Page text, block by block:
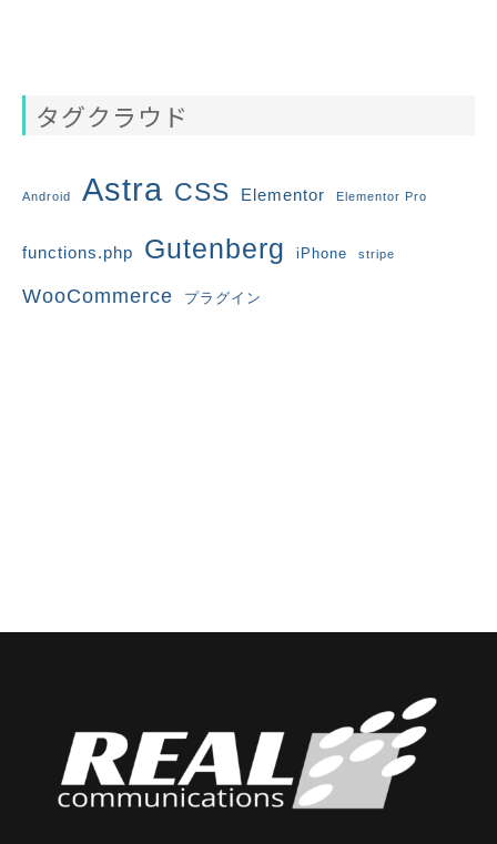
タグクラウド
Android Astra CSS Elementor Elementor Pro
functions.php Gutenberg iPhone stripe
WooCommerce プラグイン